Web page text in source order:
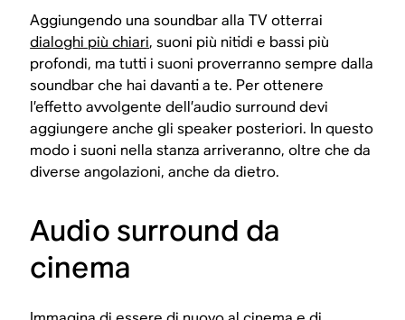
Aggiungendo una soundbar alla TV otterrai
dialoghi più chiari, suoni più nitidi e bassi più
profondi, ma tutti i suoni proverranno sempre dalla
soundbar che hai davanti a te. Per ottenere
l’effetto avvolgente dell’audio surround devi
aggiungere anche gli speaker posteriori. In questo
modo i suoni nella stanza arriveranno, oltre che da
diverse angolazioni, anche da dietro.
Audio surround da
cinema